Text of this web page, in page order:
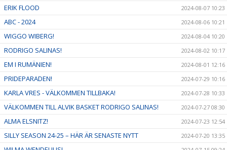
ERIK FLOOD 2024-08-07 10:23
ABC - 2024 2024-08-06 10:21
WIGGO WIBERG! 2024-08-04 10:20
RODRIGO SALINAS! 2024-08-02 10:17
EM I RUMÄNIEN! 2024-08-01 12:16
PRIDEPARADEN! 2024-07-29 10:16
KARLA VRES - VÄLKOMMEN TILLBAKA! 2024-07-28 10:33
VÄLKOMMEN TILL ALVIK BASKET RODRIGO SALINAS! 2024-07-27 08:30
ALMA ELSNITZ! 2024-07-23 12:54
SILLY SEASON 24-25 – HÄR ÄR SENASTE NYTT 2024-07-20 13:35